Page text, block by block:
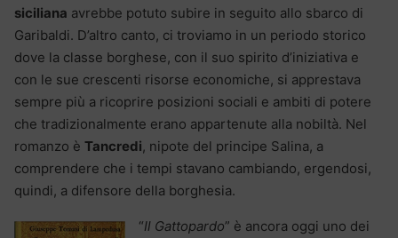
siciliana avrebbe potuto subire in seguito allo sbarco di
Garibaldi. D’altro canto, ci troviamo in un periodo storico
dove la classe borghese, con il suo spirito d’iniziativa e
con le sue crescenti risorse economiche, si apprestava
sempre più a ricoprire posizioni sociali e ambiti di potere
che tradizionalmente erano appartenute alla nobiltà. Nel
romanzo è Tancredi, nipote del principe Salina, a
comprendere che i tempi stavano cambiando, ergendosi,
quindi, a difensore della borghesia.
“Il Gattopardo” è ancora oggi uno dei